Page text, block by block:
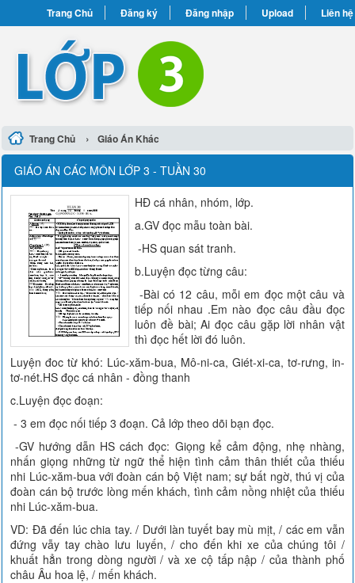
Trang Chủ Đăng ký Đăng nhập Upload Liên hệ
Trang Chủ › Giáo Án Khác
GIÁO ÁN CÁC MÔN LỚP 3 - TUẦN 30
HĐ cá nhân, nhóm, lớp.
a.GV đọc mẫu toàn bài.
-HS quan sát tranh.
b.Luyện đọc từng câu:
-Bài có 12 câu, mỗi em đọc một câu và
tiếp nối nhau .Em nào đọc câu đầu đọc
luôn đề bài; Ai đọc câu gặp lời nhân vật
thì đọc hết lời đó luôn.
Luyện đoc từ khó: Lúc-xăm-bua, Mô-ni-ca, Giét-xi-ca, tơ-rưng, in-
tơ-nét.HS đọc cá nhân - đồng thanh
c.Luyện đọc đoạn:
- 3 em đọc nối tiếp 3 đoạn. Cả lớp theo dõi bạn đọc.
-GV hướng dẫn HS cách đọc: Giọng kể cảm động, nhẹ nhàng,
nhấn giọng những từ ngữ thể hiện tình cảm thân thiết của thiếu
nhi Lúc-xăm-bua với đoàn cán bộ Việt nam; sự bất ngờ, thú vị của
đoàn cán bộ trước lòng mến khách, tình cảm nồng nhiệt của thiếu
nhi Lúc-xăm-bua.
VD: Đã đến lúc chia tay. / Dưới làn tuyết bay mù mịt, / các em vẫn
đứng vẫy tay chào lưu luyến, / cho đến khi xe của chúng tôi /
khuất hẳn trong dòng người / và xe cộ tấp nập / của thành phố
châu Âu hoa lệ, / mến khách.